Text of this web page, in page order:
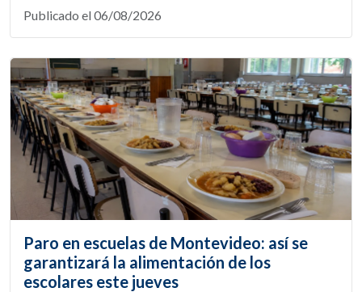
Publicado el 06/08/2026
Paro en escuelas de Montevideo: así se
garantizará la alimentación de los
escolares este jueves